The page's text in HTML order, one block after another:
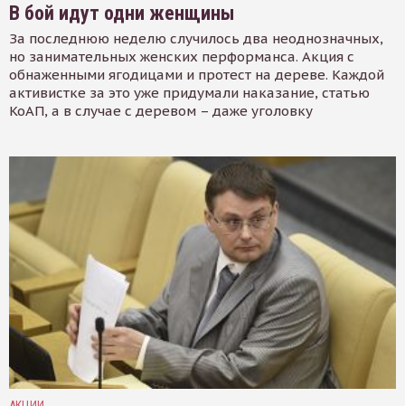
В бой идут одни женщины
За последнюю неделю случилось два неоднозначных,
но занимательных женских перформанса. Акция с
обнаженными ягодицами и протест на дереве. Каждой
активистке за это уже придумали наказание, статью
КоАП, а в случае с деревом – даже уголовку